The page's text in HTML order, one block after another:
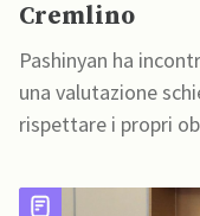
Cremlino
Pashinyan ha
una valutazione
rispettare i propri